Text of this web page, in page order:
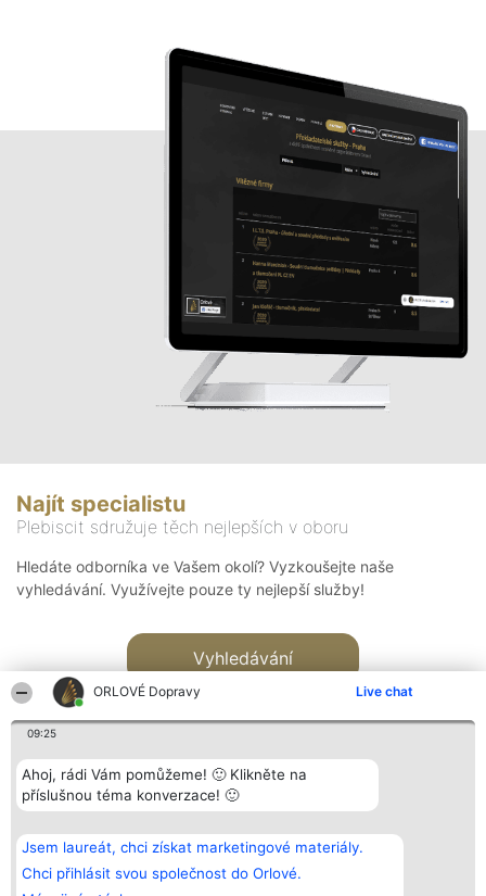
ORLOVÉ Dopravy Live chat
09:25
Ahoj, rádi Vám pomůžeme! 🙂 Klikněte na
příslušnou téma konverzace! 🙂
Jsem laureát, chci získat marketingové materiály.
Chci přihlásit svou společnost do Orlové.
Najít specialistu
Plebiscit sdružuje těch nejlepších v oboru
Hledáte odborníka ve Vašem okolí? Vyzkoušejte naše
vyhledávání. Využívejte pouze ty nejlepší služby!
Vyhledávání
Bright Side Solutions sp. z o.
o. sp. k.
ul. Ruska 22
Wrocław 50-079
Vítězové
Seznam všech
laureátů
Zásady
Kontakt